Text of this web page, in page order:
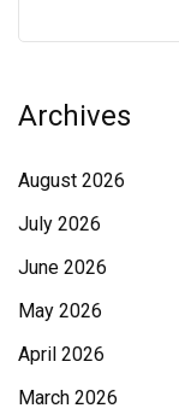
Archives
August 2026
July 2026
June 2026
May 2026
April 2026
March 2026